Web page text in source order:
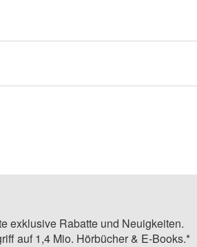
exklusive Rabatte und Neuigkeiten.
auf 1,4 Mio. Hörbücher & E-Books.*